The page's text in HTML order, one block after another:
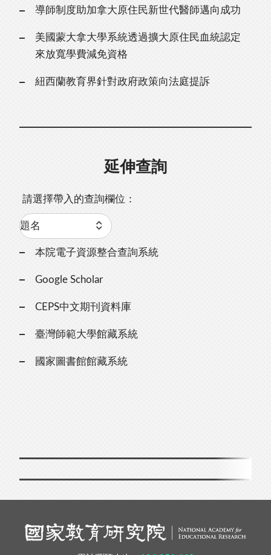
導師制度助加拿大原住民新世代醫師邁向成功
美國蒙大拿大學系統透過擴大原住民血統認定
來放寬學費減免資格
紐西蘭教育界針對政府政策向法庭提訴
延伸查詢
請選擇帶入的查詢欄位：
本院電子資源整合查詢系統
Google Scholar
CEPS中文期刊資料庫
臺灣師範大學館藏系統
國家圖書館館藏系統